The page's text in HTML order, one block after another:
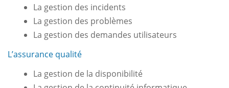
La gestion des incidents
La gestion des problèmes
La gestion des demandes utilisateurs
L’assurance qualité
La gestion de la disponibilité